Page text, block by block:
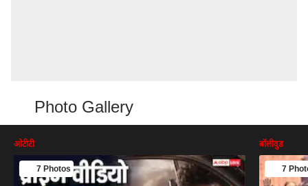
Photo Gallery
ओटीटी
7 Photos
बॉलीवुड
7